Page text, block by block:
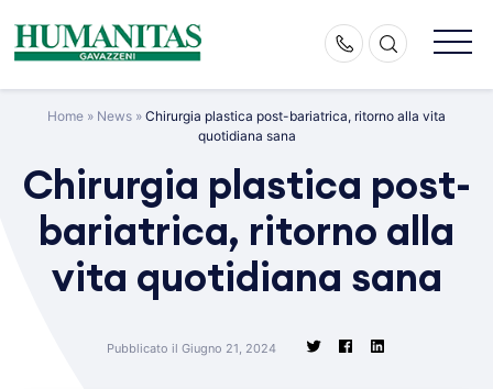
content
Home » News » Chirurgia plastica post-bariatrica, ritorno alla vita
quotidiana sana
Chirurgia plastica post-
bariatrica, ritorno alla
vita quotidiana sana
Pubblicato il Giugno 21, 2024